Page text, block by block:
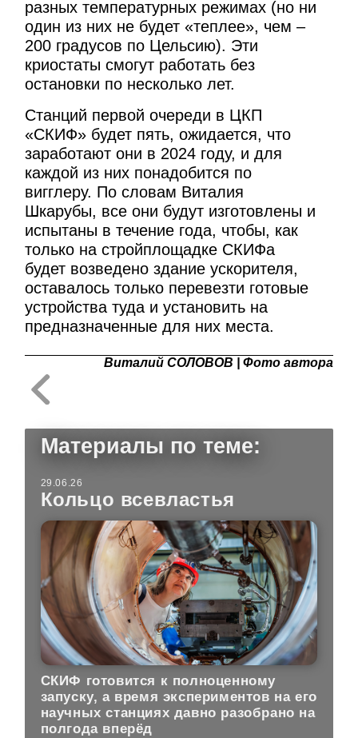
разных температурных режимах (но ни
один из них не будет «теплее», чем –
200 градусов по Цельсию). Эти
криостаты смогут работать без
остановки по несколько лет.
Станций первой очереди в ЦКП
«СКИФ» будет пять, ожидается, что
заработают они в 2024 году, и для
каждой из них понадобится по
вигглеру. По словам Виталия
Шкарубы, все они будут изготовлены и
испытаны в течение года, чтобы, как
только на стройплощадке СКИФа
будет возведено здание ускорителя,
оставалось только перевезти готовые
устройства туда и установить на
предназначенные для них места.
Виталий СОЛОВОВ | Фото автора
Материалы по теме:
29.06.26
Кольцо всевластья
СКИФ готовится к полноценному
запуску, а время экспериментов на его
научных станциях давно разобрано на
полгода вперёд